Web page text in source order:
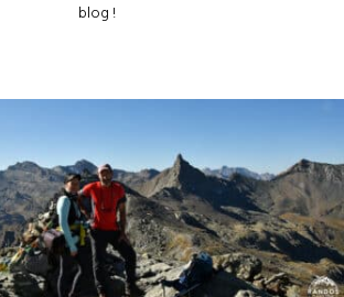
blog !